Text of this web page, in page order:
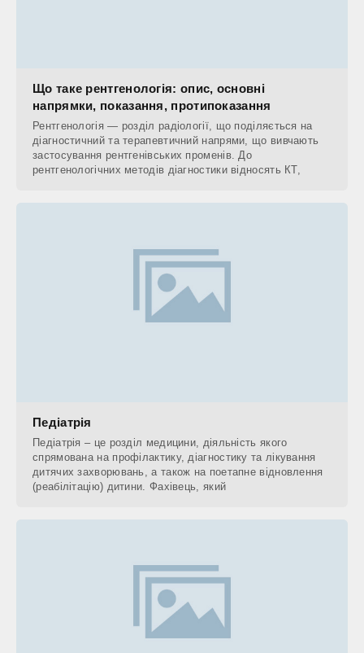
Що таке рентгенологія: опис, основні
напрямки, показання, протипоказання
Рентгенологія — розділ радіології, що поділяється на
діагностичний та терапевтичний напрями, що вивчають
застосування рентгенівських променів. До
рентгенологічних методів діагностики відносять КТ,
Педіатрія
Педіатрія – це розділ медицини, діяльність якого
спрямована на профілактику, діагностику та лікування
дитячих захворювань, а також на поетапне відновлення
(реабілітацію) дитини. Фахівець, який